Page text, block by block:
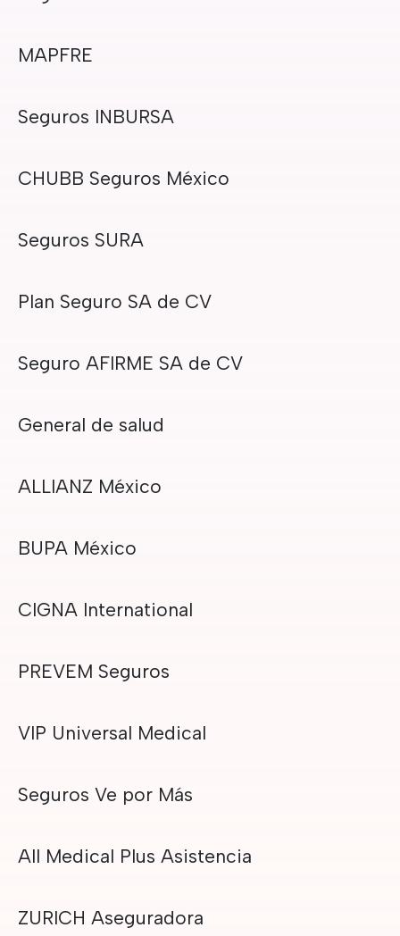
MAPFRE
Seguros INBURSA
CHUBB Seguros México
Seguros SURA
Plan Seguro SA de CV
Seguro AFIRME SA de CV
General de salud
ALLIANZ México
BUPA México
CIGNA International
PREVEM Seguros
VIP Universal Medical
Seguros Ve por Más
All Medical Plus Asistencia
ZURICH Aseguradora